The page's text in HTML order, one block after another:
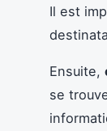
Il est
Ensuite,
se